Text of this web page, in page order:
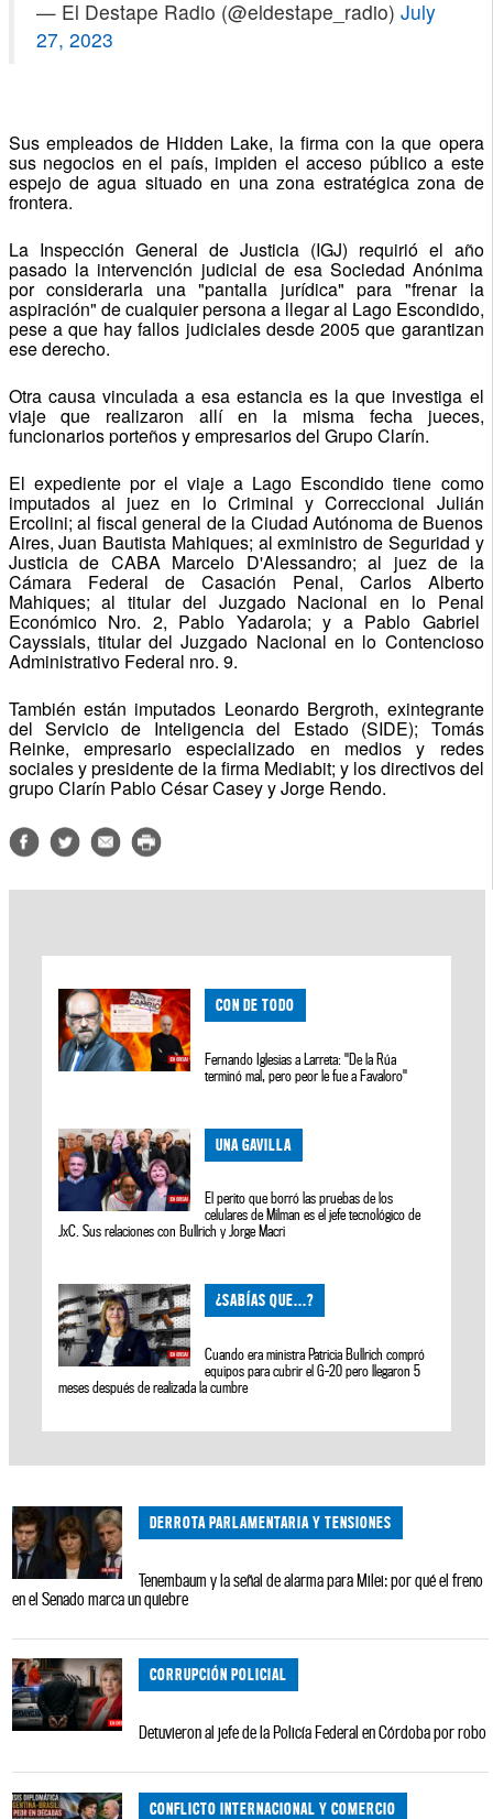
— El Destape Radio (@eldestape_radio) July
27, 2023
Sus empleados de Hidden Lake, la firma con la que opera
sus negocios en el país, impiden el acceso público a este
espejo de agua situado en una zona estratégica zona de
frontera.
La Inspección General de Justicia (IGJ) requirió el año
pasado la intervención judicial de esa Sociedad Anónima
por considerarla una "pantalla jurídica" para "frenar la
aspiración" de cualquier persona a llegar al Lago Escondido,
pese a que hay fallos judiciales desde 2005 que garantizan
ese derecho.
Otra causa vinculada a esa estancia es la que investiga el
viaje que realizaron allí en la misma fecha jueces,
funcionarios porteños y empresarios del Grupo Clarín.
El expediente por el viaje a Lago Escondido tiene como
imputados al juez en lo Criminal y Correccional Julián
Ercolini; al fiscal general de la Ciudad Autónoma de Buenos
Aires, Juan Bautista Mahiques; al exministro de Seguridad y
Justicia de CABA Marcelo D'Alessandro; al juez de la
Cámara Federal de Casación Penal, Carlos Alberto
Mahiques; al titular del Juzgado Nacional en lo Penal
Económico Nro. 2, Pablo Yadarola; y a Pablo Gabriel
Cayssials, titular del Juzgado Nacional en lo Contencioso
Administrativo Federal nro. 9.
También están imputados Leonardo Bergroth, exintegrante
del Servicio de Inteligencia del Estado (SIDE); Tomás
Reinke, empresario especializado en medios y redes
sociales y presidente de la firma Mediabit; y los directivos del
grupo Clarín Pablo César Casey y Jorge Rendo.
CON DE TODO
Fernando Iglesias a Larreta: "De la Rúa
terminó mal, pero peor le fue a Favaloro"
UNA GAVILLA
El perito que borró las pruebas de los
celulares de Milman es el jefe tecnológico de
JxC. Sus relaciones con Bullrich y Jorge Macri
¿SABÍAS QUE...?
Cuando era ministra Patricia Bullrich compró
equipos para cubrir el G-20 pero llegaron 5
meses después de realizada la cumbre
DERROTA PARLAMENTARIA Y TENSIONES
Tenembaum y la señal de alarma para Milei: por qué el freno
en el Senado marca un quiebre
CORRUPCIÓN POLICIAL
Detuvieron al jefe de la Policía Federal en Córdoba por robo
CONFLICTO INTERNACIONAL Y COMERCIO